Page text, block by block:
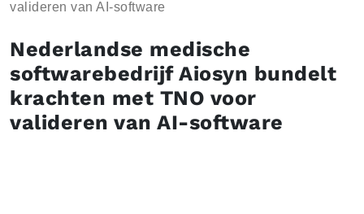
valideren van AI-software
Nederlandse medische
softwarebedrijf Aiosyn bundelt
krachten met TNO voor
valideren van AI-software